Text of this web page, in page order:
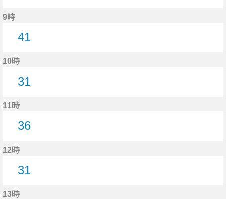
9時
41
10時
31
11時
36
12時
31
13時